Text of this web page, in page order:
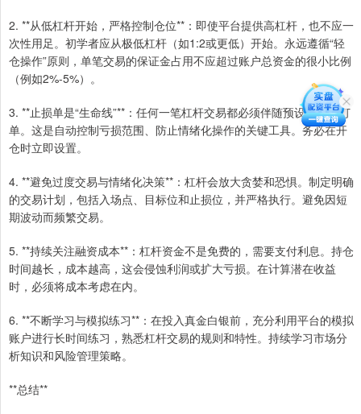
2. **从低杠杆开始，严格控制仓位**：即使平台提供高杠杆，也不应一
次性用足。初学者应从极低杠杆（如1:2或更低）开始。永远遵循“轻
仓操作”原则，单笔交易的保证金占用不应超过账户总资金的很小比例
（例如2%-5%）。
3. **止损单是“生命线”**：任何一笔杠杆交易都必须伴随预设的止损订
单。这是自动控制亏损范围、防止情绪化操作的关键工具。务必在开
仓时立即设置。
4. **避免过度交易与情绪化决策**：杠杆会放大贪婪和恐惧。制定明确
的交易计划，包括入场点、目标位和止损位，并严格执行。避免因短
期波动而频繁交易。
5. **持续关注融资成本**：杠杆资金不是免费的，需要支付利息。持仓
时间越长，成本越高，这会侵蚀利润或扩大亏损。在计算潜在收益
时，必须将成本考虑在内。
6. **不断学习与模拟练习**：在投入真金白银前，充分利用平台的模拟
账户进行长时间练习，熟悉杠杆交易的规则和特性。持续学习市场分
析知识和风险管理策略。
**总结**